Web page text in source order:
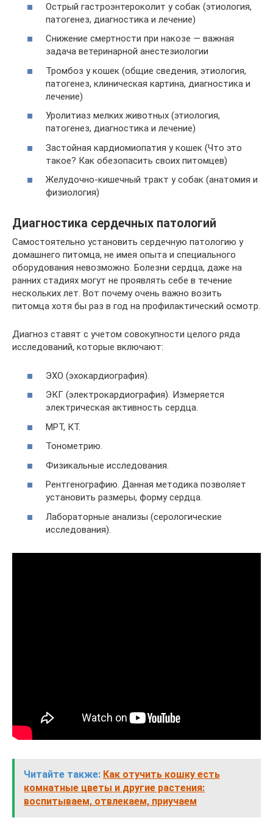
Острый гастроэнтероколит у собак (этиология,
патогенез, диагностика и лечение)
Снижение смертности при накозе — важная
задача ветеринарной анестезиологии
Тромбоз у кошек (общие сведения, этиология,
патогенез, клиническая картина, диагностика и
лечение)
Уролитиаз мелких животных (этиология,
патогенез, диагностика и лечение)
Застойная кардиомиопатия у кошек (Что это
такое? Как обезопасить своих питомцев)
Желудочно-кишечный тракт у собак (анатомия и
физиология)
Диагностика сердечных патологий
Самостоятельно установить сердечную патологию у
домашнего питомца, не имея опыта и специального
оборудования невозможно. Болезни сердца, даже на
ранних стадиях могут не проявлять себе в течение
нескольких лет. Вот почему очень важно возить
питомца хотя бы раз в год на профилактический осмотр.
Диагноз ставят с учетом совокупности целого ряда
исследований, которые включают:
ЭХО (эхокардиография).
ЭКГ (электрокардиография). Измеряется
электрическая активность сердца.
МРТ, КТ.
Тонометрию.
Физикальные исследования.
Рентгенографию. Данная методика позволяет
установить размеры, форму сердца.
Лабораторные анализы (серологические
исследования).
Читайте также: Как отучить кошку есть
комнатные цветы и другие растения:
воспитываем, отвлекаем, приучаем